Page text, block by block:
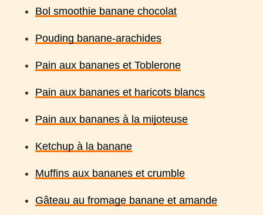
Bol smoothie banane chocolat
Pouding banane-arachides
Pain aux bananes et Toblerone
Pain aux bananes et haricots blancs
Pain aux bananes à la mijoteuse
Ketchup à la banane
Muffins aux bananes et crumble
Gâteau au fromage banane et amande